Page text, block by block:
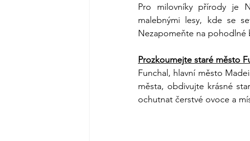
Pro milovníky přírody je
malebnými lesy, kde se
Nezapomeňte na pohodlné
Prozkoumejte staré město
Funchal, hlavní město
města, obdivujte krásné
ochutnat čerstvé ovoce a